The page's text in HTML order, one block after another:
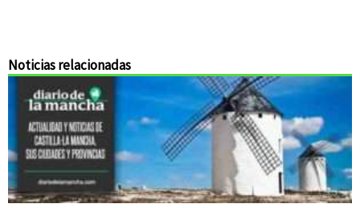
Noticias relacionadas